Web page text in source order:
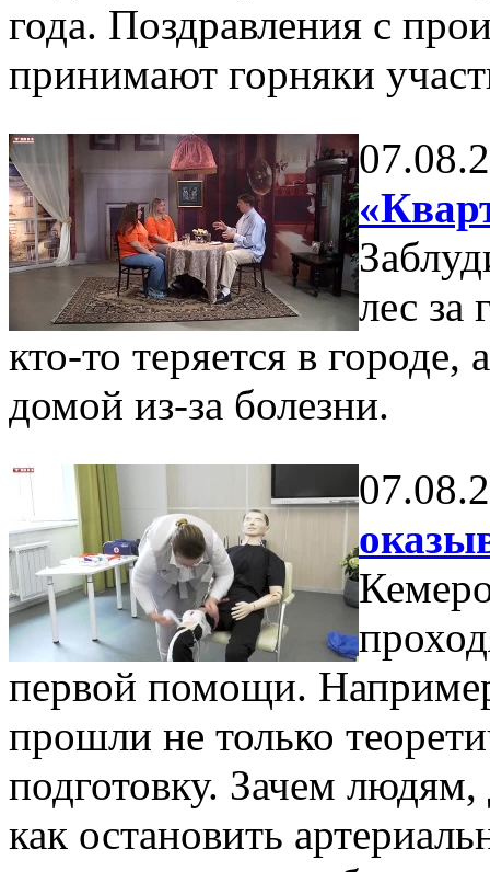
года. Поздравления с
принимают горняки
лес за
кто-то теряется в
домой из-за болезни.
первой помощи.
прошли не только
подготовку. Зачем
как остановить